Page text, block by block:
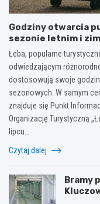
Godziny otwarcia
sezonie letnim i
Łeba, popularne
odwiedzającym
dostosowują swoje
sezonowych. W samym
znajduje się Punkt
Organizację Turystyczną
lipcu…
Czytaj dalej
Bramy